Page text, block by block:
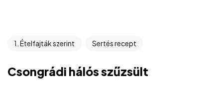
1. Ételfajták szerint Sertés recept
Csongrádi hálós szűzsült